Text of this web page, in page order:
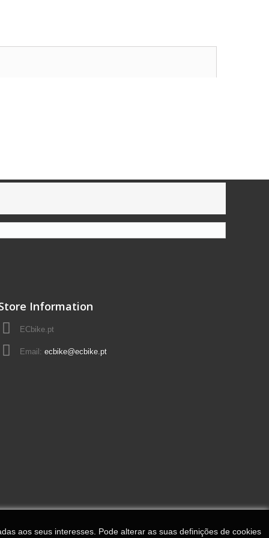
Information
ECbike.pt
Email: ecbike@ecbike.pt
aos seus interesses. Pode alterar as suas definições de cookies